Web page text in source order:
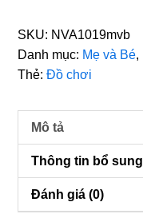
Máy
đọc
thẻ
cho
bé
lượng
SKU: NVA1019mvb
Danh mục: Mẹ và Bé,
Thẻ:Đồ chơi
Mô tả
Thông tin bổ sung
Đánh giá (0)